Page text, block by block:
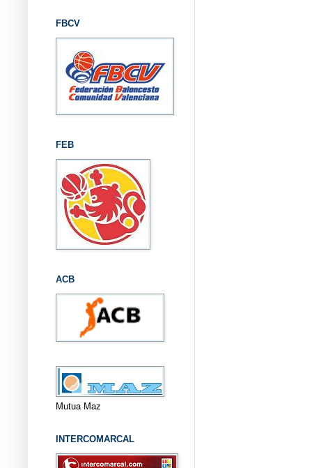
FBCV
FEB
ACB
Mutua Maz
INTERCOMARCAL